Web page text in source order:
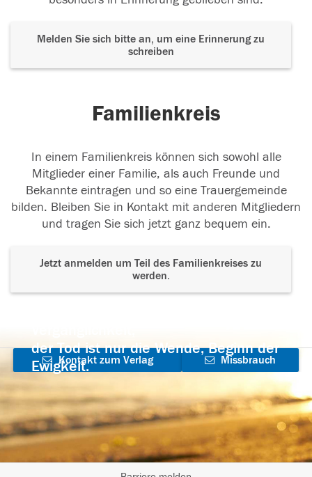
Melden Sie sich bitte an, um eine Erinnerung zu
schreiben
Familienkreis
In einem Familienkreis können sich sowohl alle
Mitglieder einer Familie, als auch Freunde und
Bekannte eintragen und so eine Trauergemeinde
bilden. Bleiben Sie in Kontakt mit anderen Mitgliedern
und tragen Sie sich jetzt ganz bequem ein.
Jetzt anmelden um Teil des Familienkreises zu
werden.
der Tod ist nur die Wende, Beginn der
Ewigkeit.
Kontakt zum Verlag
aufnehmen
Missbrauch